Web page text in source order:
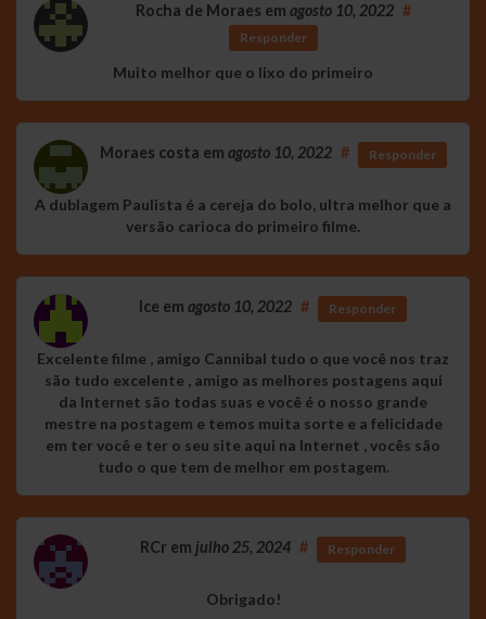
Rocha de Moraes em agosto 10, 2022 #
Responder
Muito melhor que o lixo do primeiro
Moraes costa em agosto 10, 2022 # Responder
A dublagem Paulista é a cereja do bolo, ultra melhor que a
versão carioca do primeiro filme.
Ice em agosto 10, 2022 # Responder
Excelente filme , amigo Cannibal tudo o que você nos traz
são tudo excelente , amigo as melhores postagens aqui
da Internet são todas suas e você é o nosso grande
mestre na postagem e temos muita sorte e a felicidade
em ter você e ter o seu site aqui na Internet , vocês são
tudo o que tem de melhor em postagem.
RCr em julho 25, 2024 # Responder
Obrigado!